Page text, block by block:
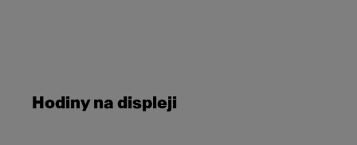
Hodiny na displeji